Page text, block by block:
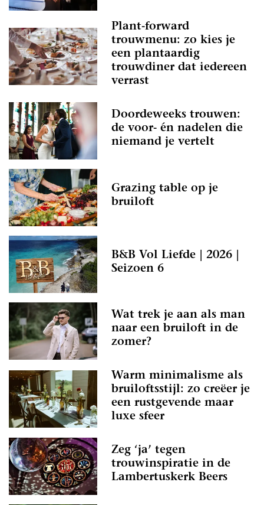
Plant-forward
trouwmenu: zo kies je
een plantaardig
trouwdiner dat iedereen
verrast
Doordeweeks trouwen:
de voor- én nadelen die
niemand je vertelt
Grazing table op je
bruiloft
B&B Vol Liefde | 2026 |
Seizoen 6
Wat trek je aan als man
naar een bruiloft in de
zomer?
Warm minimalisme als
bruiloftsstijl: zo creëer je
een rustgevende maar
luxe sfeer
Zeg ‘ja’ tegen
trouwinspiratie in de
Lambertuskerk Beers